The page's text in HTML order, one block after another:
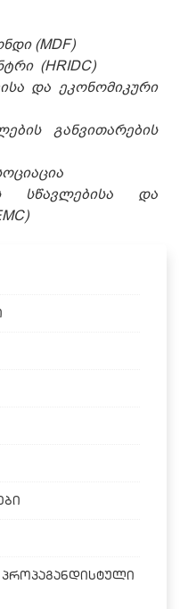
(MDF)
(HRIDC)
და ეკონომიკური
განვითარების
სწავლებისა და